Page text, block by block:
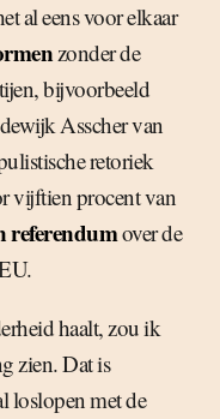
al eens voor elkaar
zonder de
bijvoorbeeld
Asscher van
retoriek
vijftien procent van
referendumover de
haalt, zou ik
zien. Dat is
loslopen met de